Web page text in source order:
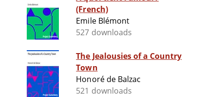
(French)
Emile Blémont
527 downloads
The Jealousies of a Country
Town
Honoré de Balzac
521 downloads